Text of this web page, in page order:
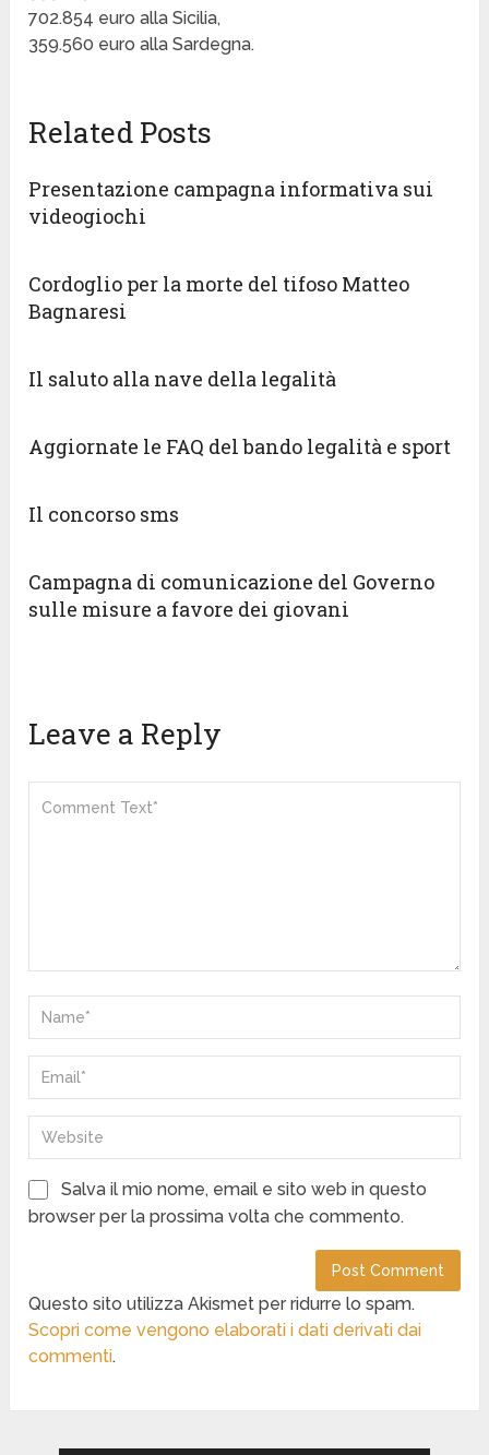
702.854 euro alla Sicilia,
359.560 euro alla Sardegna.
Related Posts
Presentazione campagna informativa sui
videogiochi
Cordoglio per la morte del tifoso Matteo
Bagnaresi
Il saluto alla nave della legalità
Aggiornate le FAQ del bando legalità e sport
Il concorso sms
Campagna di comunicazione del Governo
sulle misure a favore dei giovani
Leave a Reply
Salva il mio nome, email e sito web in questo
browser per la prossima volta che commento.
Questo sito utilizza Akismet per ridurre lo spam.
Scopri come vengono elaborati i dati derivati dai
commenti.